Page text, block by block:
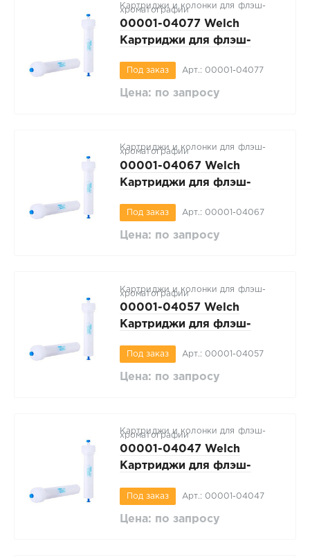
Картриджи и колонки для флэш-
хроматографии
00001-04077 Welch
Картриджи для флэш-
SiO2-I, регулярный 40-
70мкм, вес сорбента 220г, 1
Цена: по запросу
Под заказ Арт.: 00001-04077
Картриджи и колонки для флэш-
хроматографии
00001-04067 Welch
Картриджи для флэш-
SiO2-I, регулярный 40-
70мкм, вес сорбента 120г, 1
Цена: по запросу
Под заказ Арт.: 00001-04067
Картриджи и колонки для флэш-
хроматографии
00001-04057 Welch
Картриджи для флэш-
SiO2-I, регулярный 40-
70мкм, вес сорбента 80г, 1
Цена: по запросу
Под заказ Арт.: 00001-04057
Картриджи и колонки для флэш-
хроматографии
00001-04047 Welch
Картриджи для флэш-
SiO2-I, регулярный 40-
70мкм, вес сорбента 40г, 1
Цена: по запросу
Под заказ Арт.: 00001-04047